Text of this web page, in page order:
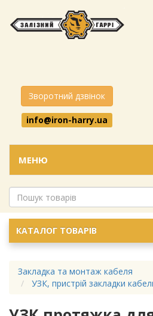
Зворотний дзвінок
info@iron-harry.ua
МЕНЮ
КАТАЛОГ ТОВАРІВ
Закладка та монтаж кабеля
УЗК, пристрій закладки